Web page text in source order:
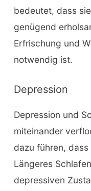
bedeutet, dass
genügend
Erfrischung und
notwendig ist.
Depression
Depression und
miteinander
dazu führen,
Längeres
depressiven